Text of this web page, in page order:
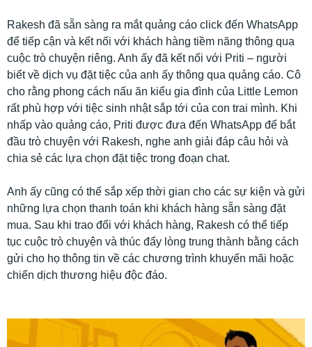
Rakesh đã sẵn sàng ra mắt quảng cáo click đến WhatsApp
để tiếp cận và kết nối với khách hàng tiềm năng thông qua
cuộc trò chuyện riêng. Anh ấy đã kết nối với Priti – người
biết về dịch vụ đặt tiệc của anh ấy thông qua quảng cáo. Cô
cho rằng phong cách nấu ăn kiểu gia đình của Little Lemon
rất phù hợp với tiệc sinh nhật sắp tới của con trai mình. Khi
nhấp vào quảng cáo, Priti được đưa đến WhatsApp để bắt
đầu trò chuyện với Rakesh, nghe anh giải đáp câu hỏi và
chia sẻ các lựa chọn đặt tiệc trong đoạn chat.
Anh ấy cũng có thể sắp xếp thời gian cho các sự kiện và gửi
những lựa chọn thanh toán khi khách hàng sẵn sàng đặt
mua. Sau khi trao đổi với khách hàng, Rakesh có thể tiếp
tục cuộc trò chuyện và thúc đẩy lòng trung thành bằng cách
gửi cho họ thông tin về các chương trình khuyến mãi hoặc
chiến dịch thương hiệu độc đáo.